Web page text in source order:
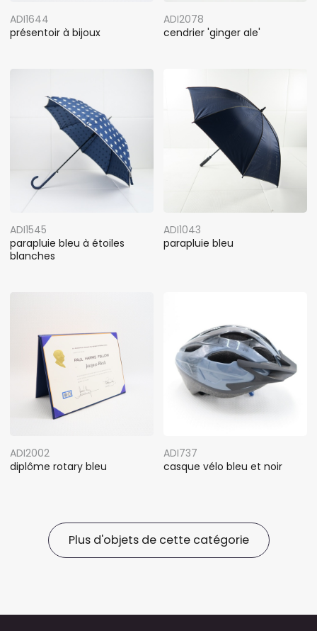
ADI1644
présentoir à bijoux
ADI2078
cendrier 'ginger ale'
ADI1545
parapluie bleu à étoiles
blanches
ADI1043
parapluie bleu
ADI2002
diplôme rotary bleu
ADI737
casque vélo bleu et noir
Plus d'objets de cette catégorie